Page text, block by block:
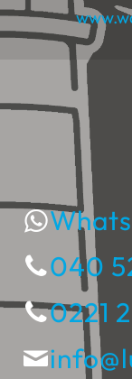
040
0221